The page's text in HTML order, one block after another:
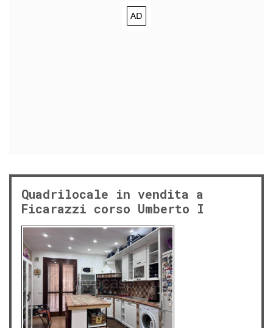
Quadrilocale in vendita a
Ficarazzi corso Umberto I